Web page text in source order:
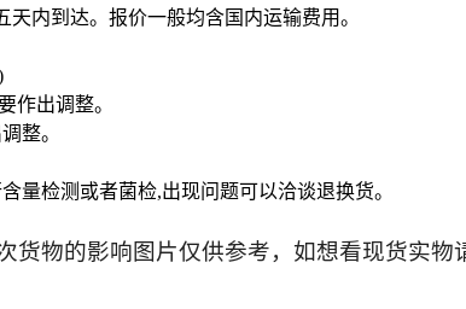
内到达。报价一般均含国内运输费用。
作出调整。
整。
量检测或者菌检,出现问题可以洽谈退换货。
物的影响图片仅供参考，如想看现货实物